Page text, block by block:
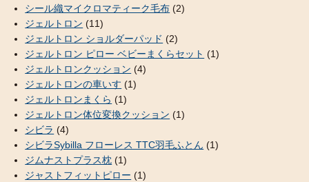
シール織マイクロマティーク毛布 (2)
ジェルトロン (11)
ジェルトロン ショルダーパッド (2)
ジェルトロン ピロー ベビーまくらセット (1)
ジェルトロンクッション (4)
ジェルトロンの車いす (1)
ジェルトロンまくら (1)
ジェルトロン体位変換クッション (1)
シビラ (4)
シビラSybilla フローレス TTC羽毛ふとん (1)
ジムナストプラス枕 (1)
ジャストフィットピロー (1)